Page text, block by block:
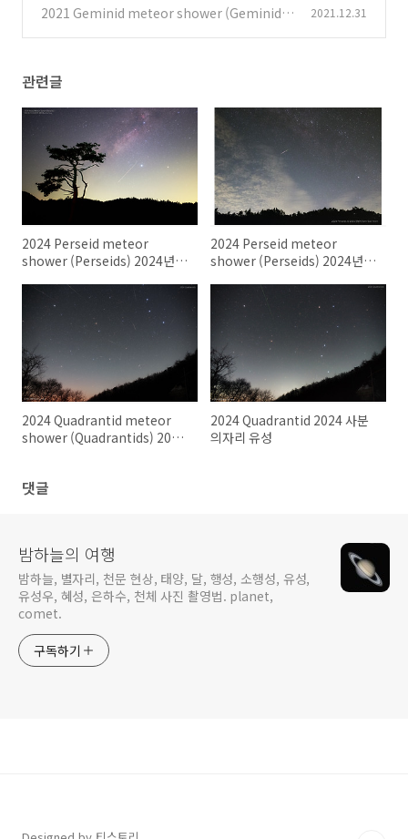
2021 Geminid meteor shower (Geminids)
2021.12.31
관련글
2024 Perseid meteor
shower (Perseids) 2024년
(Perseids)
2024 Perseid meteor
shower (Perseids) 2024년
2024 Quadrantid meteor
shower (Quadrantids) 2024
2024 Quadrantid 2024 사분
의자리 유성
댓글
밤하늘의 여행
밤하늘, 별자리, 천문 현상, 태양, 달, 행성, 소행성, 유성,
유성우, 혜성, 은하수, 천체 사진 촬영법. planet,
comet.
구독하기